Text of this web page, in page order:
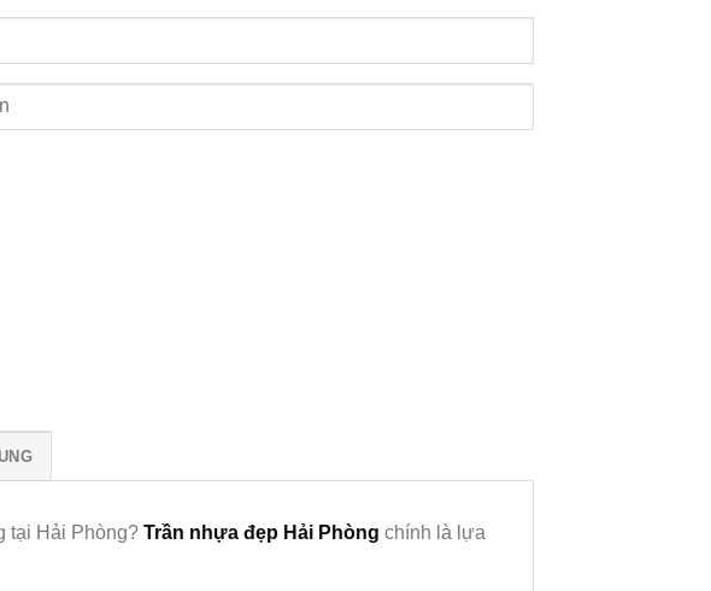
tại Hải Phòng? Trần nhựa đẹp Hải Phòng chính là lựa